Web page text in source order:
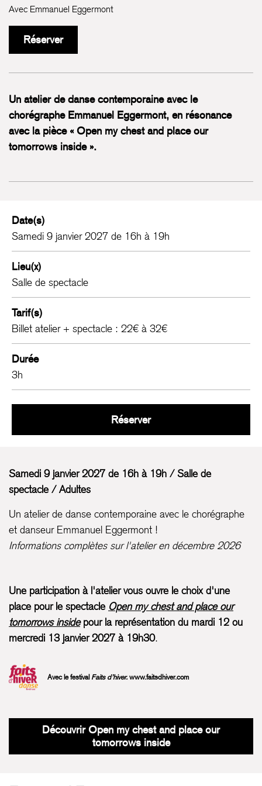
Avec Emmanuel Eggermont
Réserver
Un atelier de danse contemporaine avec le
chorégraphe Emmanuel Eggermont, en résonance
avec la pièce « Open my chest and place our
tomorrows inside ».
Date(s)
Samedi 9 janvier 2027 de 16h à 19h
Lieu(x)
Salle de spectacle
Tarif(s)
Billet atelier + spectacle : 22€ à 32€
Durée
3h
RéserverAtelier de danse
Samedi 9 janvier 2027 de 16h à 19h / Salle de
spectacle / Adultes
Un atelier de danse contemporaine avec le chorégraphe
et danseur Emmanuel Eggermont !
Informations complètes sur l'atelier en décembre 2026
Une participation à l'atelier vous ouvre le choix d'une
place pour le spectacle Open my chest and place our
tomorrows inside pour la représentation du mardi 12 ou
mercredi 13 janvier 2027 à 19h30.
Avec le festival Faits d’hiver. www.faitsdhiver.com
Découvrir Open my chest and place our
tomorrows inside